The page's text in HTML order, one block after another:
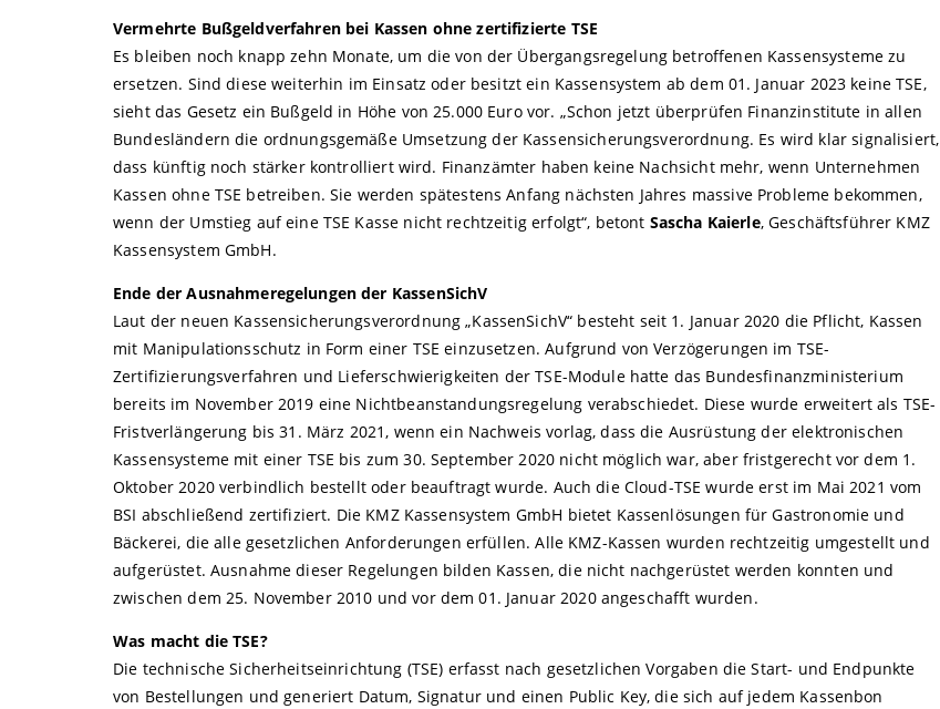
Vermehrte Bußgeldverfahren bei Kassen ohne zertifizierte TSE
Es bleiben noch knapp zehn Monate, um die von der Übergangsregelung betroffenen Kassensysteme zu
ersetzen. Sind diese weiterhin im Einsatz oder besitzt ein Kassensystem ab dem 01. Januar 2023 keine TSE,
sieht das Gesetz ein Bußgeld in Höhe von 25.000 Euro vor. „Schon jetzt überprüfen Finanzinstitute in allen
Bundesländern die ordnungsgemäße Umsetzung der Kassensicherungsverordnung. Es wird klar signalisiert,
dass künftig noch stärker kontrolliert wird. Finanzämter haben keine Nachsicht mehr, wenn Unternehmen
Kassen ohne TSE betreiben. Sie werden spätestens Anfang nächsten Jahres massive Probleme bekommen,
wenn der Umstieg auf eine TSE Kasse nicht rechtzeitig erfolgt“, betont Sascha Kaierle, Geschäftsführer KMZ
Kassensystem GmbH.
Ende der Ausnahmeregelungen der KassenSichV
Laut der neuen Kassensicherungsverordnung „KassenSichV“ besteht seit 1. Januar 2020 die Pflicht, Kassen
mit Manipulationsschutz in Form einer TSE einzusetzen. Aufgrund von Verzögerungen im TSE-
Zertifizierungsverfahren und Lieferschwierigkeiten der TSE-Module hatte das Bundesfinanzministerium
bereits im November 2019 eine Nichtbeanstandungsregelung verabschiedet. Diese wurde erweitert als TSE-
Fristverlängerung bis 31. März 2021, wenn ein Nachweis vorlag, dass die Ausrüstung der elektronischen
Kassensysteme mit einer TSE bis zum 30. September 2020 nicht möglich war, aber fristgerecht vor dem 1.
Oktober 2020 verbindlich bestellt oder beauftragt wurde. Auch die Cloud-TSE wurde erst im Mai 2021 vom
BSI abschließend zertifiziert. Die KMZ Kassensystem GmbH bietet Kassenlösungen für Gastronomie und
Bäckerei, die alle gesetzlichen Anforderungen erfüllen. Alle KMZ-Kassen wurden rechtzeitig umgestellt und
aufgerüstet. Ausnahme dieser Regelungen bilden Kassen, die nicht nachgerüstet werden konnten und
zwischen dem 25. November 2010 und vor dem 01. Januar 2020 angeschafft wurden.
Was macht die TSE?
Die technische Sicherheitseinrichtung (TSE) erfasst nach gesetzlichen Vorgaben die Start- und Endpunkte
von Bestellungen und generiert Datum, Signatur und einen Public Key, die sich auf jedem Kassenbon